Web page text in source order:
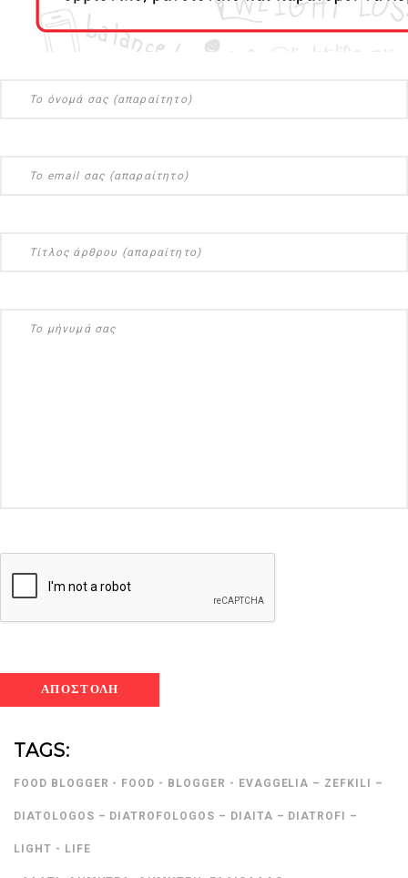
TAGS:
FOOD BLOGGER - FOOD - BLOGGER - EVAGGELIA – ZEFKILI –
DIATOLOGOS – DIATROFOLOGOS – DIAITA – DIATROFI –
LIGHT - LIFE